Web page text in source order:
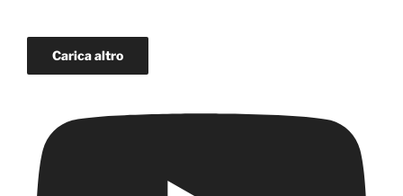
Carica altro